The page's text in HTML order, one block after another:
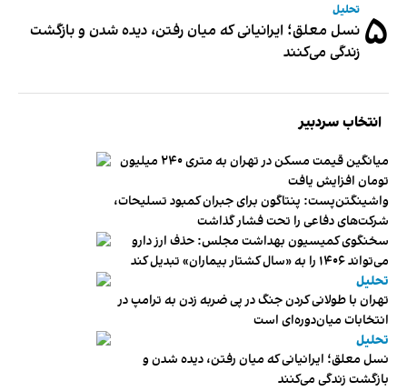
۵ تحلیل
نسل معلق؛ ایرانیانی که میان رفتن، دیده شدن و بازگشت
زندگی می‌کنند
انتخاب سردبیر
میانگین قیمت مسکن در تهران به متری ۲۴۰ میلیون
تومان افزایش یافت
واشینگتن‌پست: پنتاگون برای جبران کمبود تسلیحات،
شرکت‌های دفاعی را تحت فشار گذاشت
سخنگوی کمیسیون بهداشت مجلس: حذف ارز دارو
می‌تواند ۱۴۰۶ را به «سال کشتار بیماران» تبدیل کند
تحلیل
تهران با طولانی کردن جنگ در پی ضربه زدن به ترامپ در
انتخابات میان‌دوره‌ای است
تحلیل
نسل معلق؛ ایرانیانی که میان رفتن، دیده شدن و
بازگشت زندگی می‌کنند